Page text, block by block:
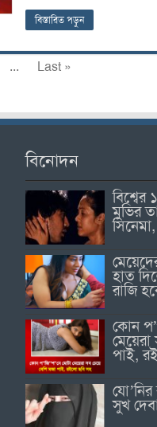
বিস্তারিত পড়ুন
... Last »
বিনোদন
মুভির
হাত
রাজি
কোন
পাই,
সুখ